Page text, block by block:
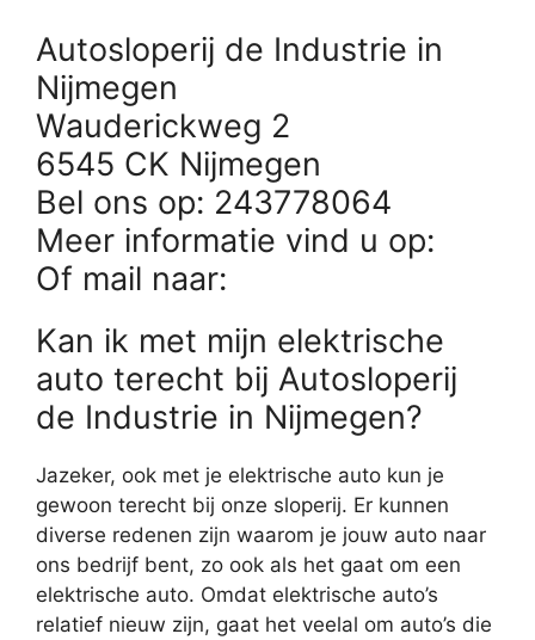
Autosloperij de Industrie in
Nijmegen
Wauderickweg 2
6545 CK Nijmegen
Bel ons op: 243778064
Meer informatie vind u op:
Of mail naar:
Kan ik met mijn elektrische
auto terecht bij Autosloperij
de Industrie in Nijmegen?
Jazeker, ook met je elektrische auto kun je
gewoon terecht bij onze sloperij. Er kunnen
diverse redenen zijn waarom je jouw auto naar
ons bedrijf bent, zo ook als het gaat om een
elektrische auto. Omdat elektrische auto’s
relatief nieuw zijn, gaat het veelal om auto’s die